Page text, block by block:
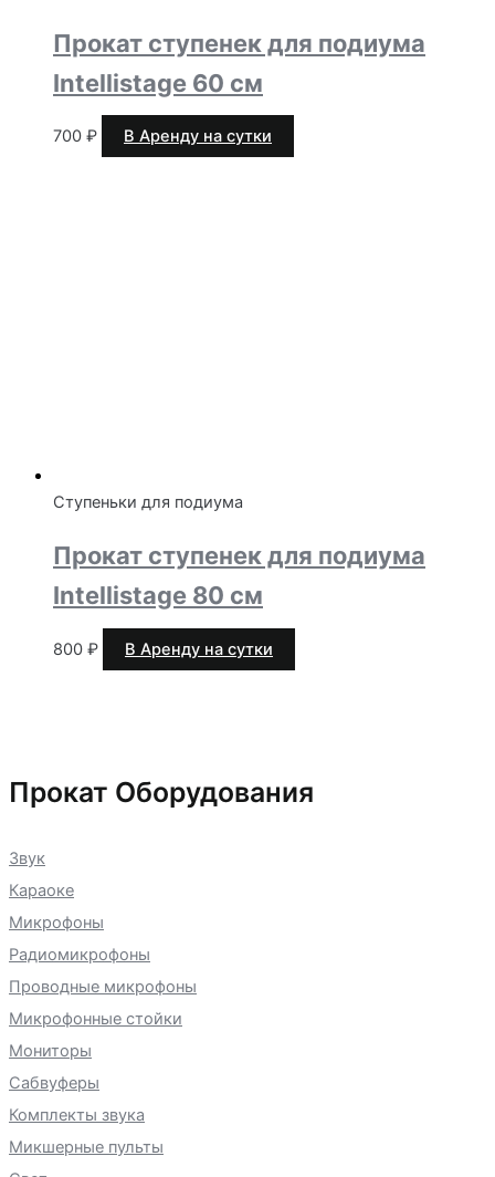
Прокат Оборудования
Звук
Караоке
Микрофоны
Радиомикрофоны
Проводные микрофоны
Микрофонные стойки
Мониторы
Сабвуферы
Комплекты звука
Микшерные пульты
Прокат ступенек для подиума
Intellistage 60 см
700 ₽ В Аренду на сутки
Ступеньки для подиума
Прокат ступенек для подиума
Intellistage 80 см
800 ₽ В Аренду на сутки